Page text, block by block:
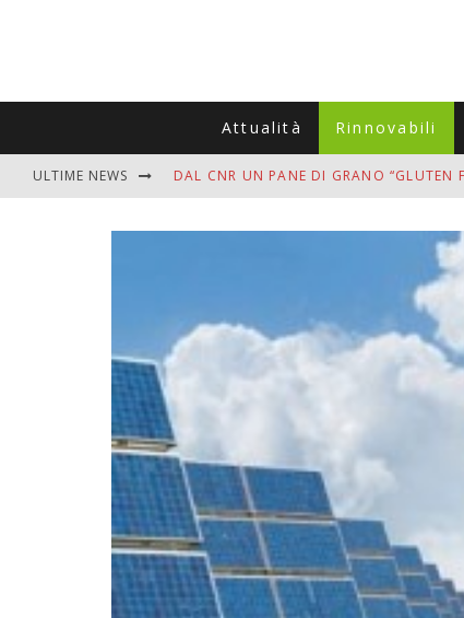
Attualità Rinnovabili
ULTIME NEWS DAL CNR UN PANE DI GRANO “GLUTEN
MUTTI ASSUME A OLIVETO CITRA 400
ZANZARE IN VACANZA? I 3 ERRORI PIÙ
ADDIO BOLLETTE SALATE? LA NUOVA